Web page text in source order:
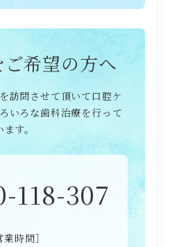
希望の方へ
訪問させて頂いて口腔ケ
いろな歯科治療を行って
ます。
118-307
業時間］